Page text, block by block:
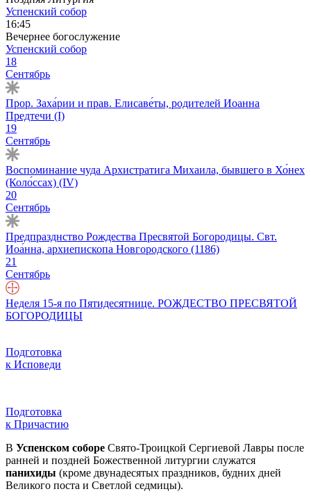
Успенский собор
16:45
Вечернее богослужение
Успенский собор
18
Сентябрь
Прор. Заха́рии и прав. Елисаве́ты, родителей Иоанна
Предтечи (I)
19
Сентябрь
Воспоминание чуда Архистратига Михаила, бывшего в Хо́нех
(Коло́ссах) (IV)
20
Сентябрь
Предпразднство Рождества Пресвятой Богородицы. Свт.
Иоа́нна, архиепископа Новгородского (1186)
21
Сентябрь
Неделя 15-я по Пятидесятнице. РОЖДЕСТВО ПРЕСВЯТОЙ
БОГОРОДИЦЫ
Подготовка
к Исповеди
Подготовка
к Причастию
В Успенском соборе Свято-Троицкой Сергиевой Лавры после
ранней и поздней Божественной литургии служатся
панихиды (кроме двунадесятых праздников, будних дней
Великого поста и Светлой седмицы).